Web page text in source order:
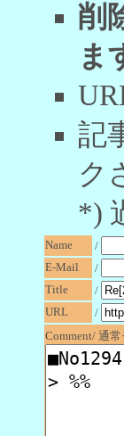
削
ま
記
ク
*)
Name
/
E-Mail
/
Title
/
URL
/
Comment/ 通